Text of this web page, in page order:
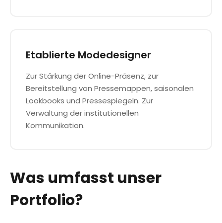
Etablierte Modedesigner
Zur Stärkung der Online-Präsenz, zur
Bereitstellung von Pressemappen, saisonalen
Lookbooks und Pressespiegeln. Zur
Verwaltung der institutionellen
Kommunikation.
Was umfasst unser
Portfolio?